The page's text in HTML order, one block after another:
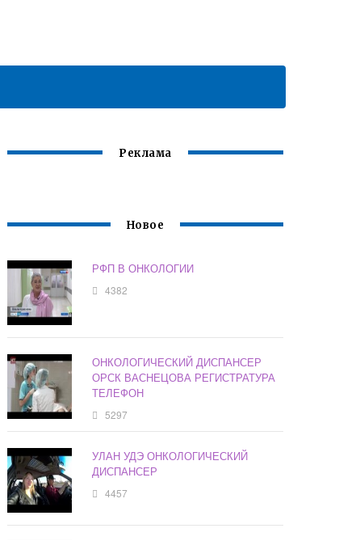
Реклама
Новое
РФП В ОНКОЛОГИИ
4382
ОНКОЛОГИЧЕСКИЙ ДИСПАНСЕР
ОРСК ВАСНЕЦОВА РЕГИСТРАТУРА
ТЕЛЕФОН
5297
УЛАН УДЭ ОНКОЛОГИЧЕСКИЙ
ДИСПАНСЕР
4457